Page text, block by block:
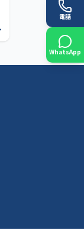
電話
WhatsApp